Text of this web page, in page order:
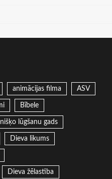
animācijas filma ASV
Bībele
lūgšanu gads
Dieva likums
Dieva žēlastība